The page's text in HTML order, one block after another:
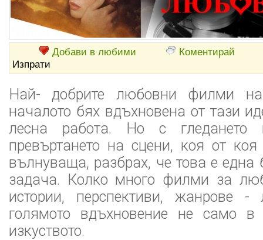
Добави в любими
Коментирай
Изпрати
Най- добрите любовни филми
началото бях вдъхновена от тази
лесна работа. Но с гледането
превъртането на сцени, коя от
вълнуваща, разбрах, че това е една
задача. Колко много филми за
истории, перспективи, жанрове
голямото вдъхновение не само
изкуството.